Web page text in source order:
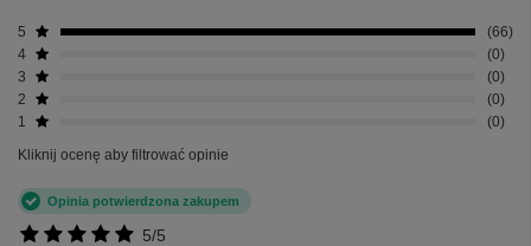
5
66
4
0
3
0
2
0
1
0
Kliknij ocenę aby filtrować opinie
5/5
Opinia potwierdzona zakupem